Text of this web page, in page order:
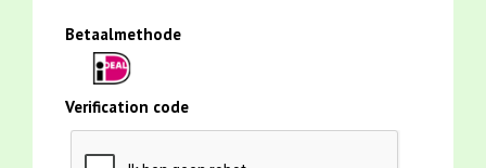
Betaalmethode
Verification code